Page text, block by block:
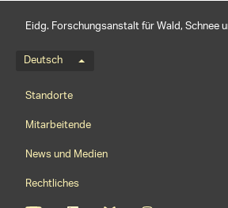
Eidg. Forschungsanstalt für Wald, Schnee
Sprachmenü
Deutsch
Footernavigation
Standorte
Mitarbeitende
News und Medien
Rechtliches